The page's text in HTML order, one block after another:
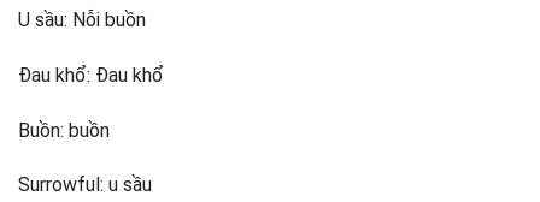
U sầu: Nỗi buồn
Đau khổ: Đau khổ
Buồn: buồn
Surrowful: u sầu